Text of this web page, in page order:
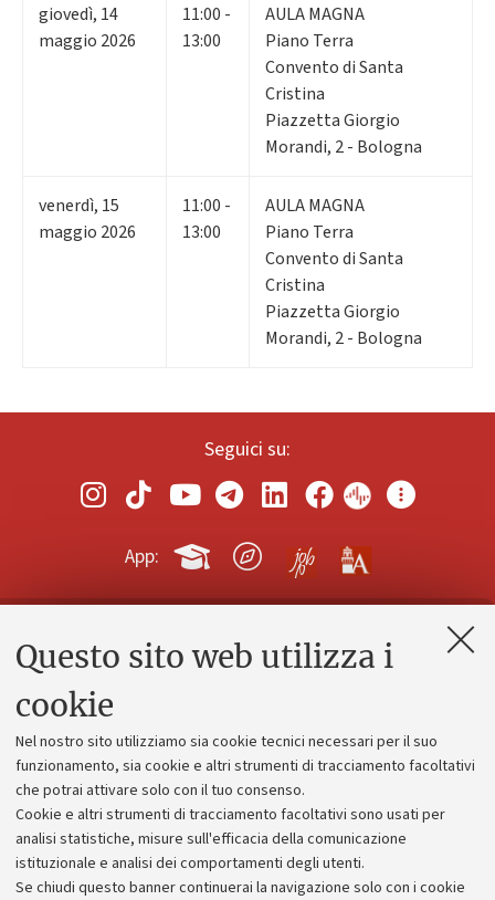
Questo sito web utilizza i
cookie
Nel nostro sito utilizziamo sia cookie tecnici necessari per il suo
funzionamento, sia cookie e altri strumenti di tracciamento facoltativi
che potrai attivare solo con il tuo consenso.
Cookie e altri strumenti di tracciamento facoltativi sono usati per
analisi statistiche, misure sull'efficacia della comunicazione
istituzionale e analisi dei comportamenti degli utenti.
Se chiudi questo banner continuerai la navigazione solo con i cookie
giovedì, 14
maggio 2026
11:00 -
13:00
AULA MAGNA
Piano Terra
Convento di Santa
Cristina
Piazzetta Giorgio
Morandi, 2 - Bologna
venerdì, 15
maggio 2026
11:00 -
13:00
AULA MAGNA
Piano Terra
Convento di Santa
Cristina
Piazzetta Giorgio
Morandi, 2 - Bologna
Seguici su:
App:
Contatti e PEC
Alumni community
Piano strategico
Bilanci
Donazioni e 5x1000